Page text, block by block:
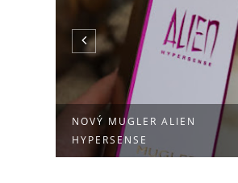
NOVÝ MUGLER ALIEN
HYPERSENSE